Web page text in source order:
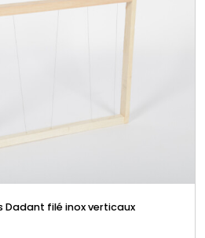
Dadant filé inox verticaux